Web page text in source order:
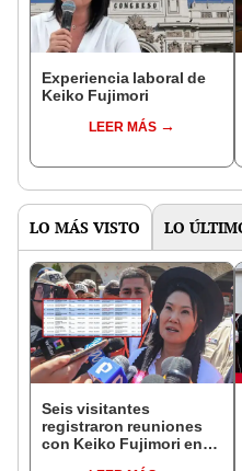
Experiencia laboral de
Keiko Fujimori
LEER MÁS
LO MÁS VISTO LO
Seis visitantes
registraron reuniones
con Keiko Fujimori en